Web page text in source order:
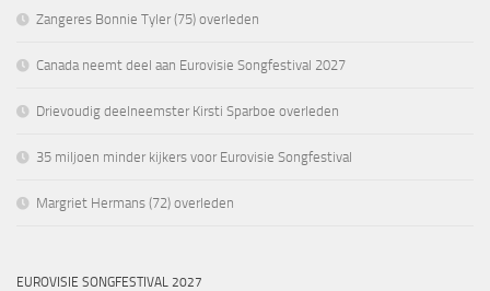
Zangeres Bonnie Tyler (75) overleden
Canada neemt deel aan Eurovisie Songfestival 2027
Drievoudig deelneemster Kirsti Sparboe overleden
35 miljoen minder kijkers voor Eurovisie Songfestival
Margriet Hermans (72) overleden
EUROVISIE SONGFESTIVAL 2027